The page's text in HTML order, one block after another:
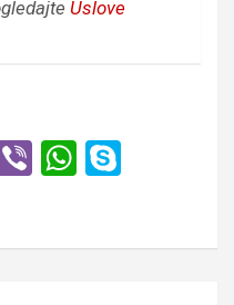
Uslove
Vi W